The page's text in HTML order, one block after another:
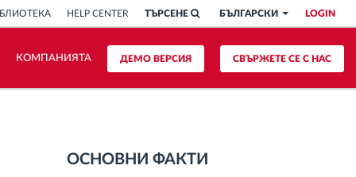
LOGIN
БЪЛГАРСКИ
ТЪРСЕНЕ
HELP CENTER
СВЪРЖЕТЕ СЕ С НАС
ДЕМО ВЕРСИЯ
КОМПАНИЯТА
ОСНОВНИ ФАКТИ